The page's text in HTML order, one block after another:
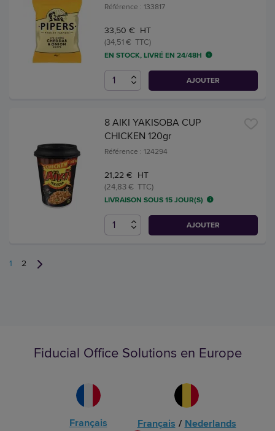
Référence : 133817
33,50 € HT
(34,51 € TTC)
EN STOCK, LIVRÉ EN 24/48H
AJOUTER
8 AIKI YAKISOBA CUP
CHICKEN 120gr
Référence : 124294
21,22 € HT
(24,83 € TTC)
LIVRAISON SOUS 15 JOUR(S)
AJOUTER
1 2
Fiducial Office Solutions en Europe
Français Français / Nederlands